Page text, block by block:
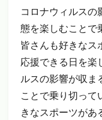
コロナウィルスの
態を楽しむことで
皆さんも好きなス
応援できる日を
ルスの影響が収ま
ことで乗り切って
きなスポーツがあ